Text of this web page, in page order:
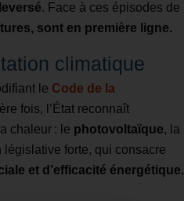
. Face à ces épisodes de
sont en première ligne.
climatique
le Code de la
fois, l’État reconnaît
chaleur : le photovoltaïque, la
législative forte, qui consacre
et d’efficacité énergétique.